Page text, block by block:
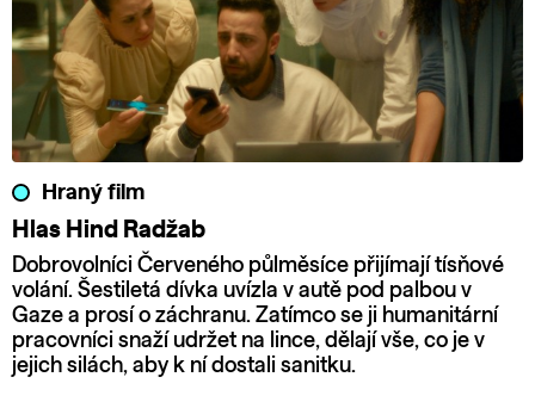
Hraný film
Hlas Hind Radžab
Dobrovolníci Červeného půlměsíce přijímají tísňové
volání. Šestiletá dívka uvízla v autě pod palbou v
Gaze a prosí o záchranu. Zatímco se ji humanitární
pracovníci snaží udržet na lince, dělají vše, co je v
jejich silách, aby k ní dostali sanitku.